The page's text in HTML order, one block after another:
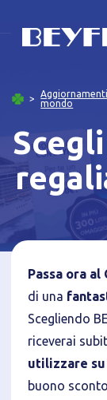
mondo
Passa ora al
di una
Scegliendo
riceverai
utilizzare
buono